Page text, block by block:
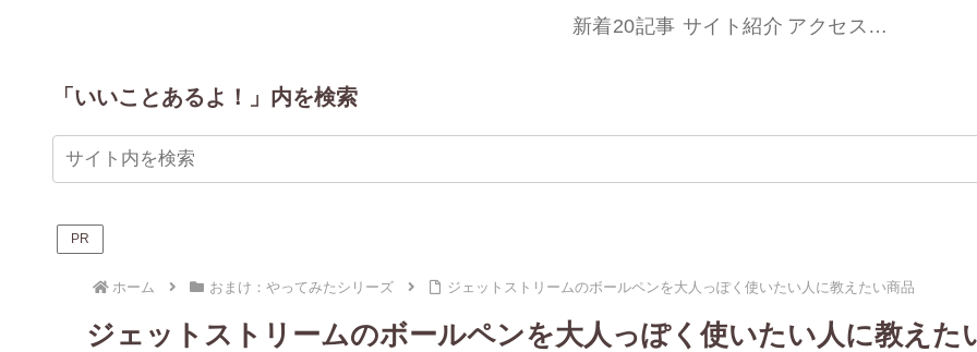
新着20記事 サイト紹介 アクセストップ２０
「いいことあるよ！」内を検索
PR
ホーム おまけ：やってみたシリーズ ジェットストリームのボールペンを大人っぽく使いたい人に教えたい商品
ジェットストリームのボールペンを大人っぽく使いたい人に教えた